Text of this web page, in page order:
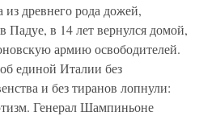
из древнего рода дожей,
Падуе, в 14 лет вернулся домой,
армию освободителей.
единой Италии без
и без тиранов лопнули:
Генерал Шампиньоне